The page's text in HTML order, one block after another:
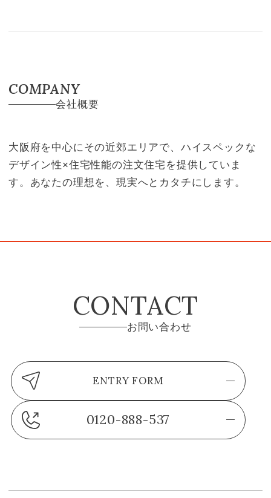
COMPANY
会社概要
大阪府を中心にその近郊エリアで、ハイスペックな
デザイン性×住宅性能の注文住宅を提供していま
す。あなたの理想を、現実へとカタチにします。
CONTACT
お問い合わせ
ENTRY FORM
0120-888-537